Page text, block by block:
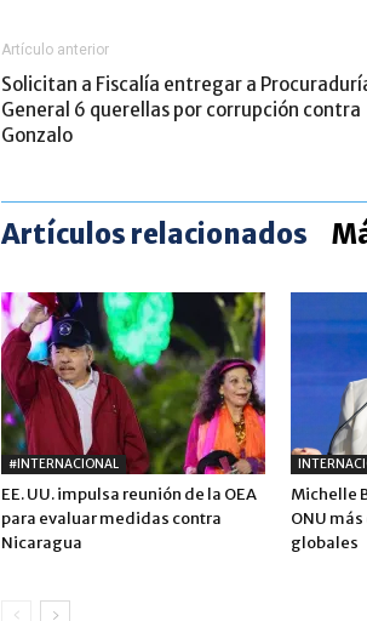
Artículo anterior
Solicitan a Fiscalía entregar a
General 6 querellas por corrupción contra
Gonzalo
Artículos relacionados
#INTERNACIONAL
EE. UU. impulsa reunión de la OEA
para evaluar medidas contra
Nicaragua
Michelle
ONU
globales